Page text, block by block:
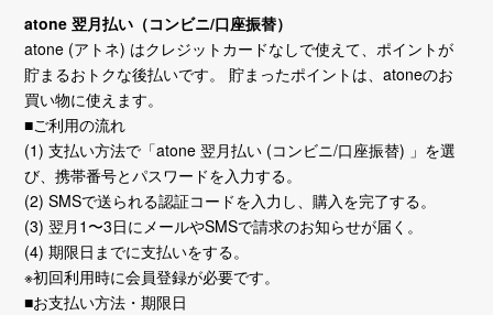
atone 翌月払い（コンビニ/口座振替）
atone (アトネ) はクレジットカードなしで使えて、ポイントが
貯まるおトクな後払いです。 貯まったポイントは、atoneのお
買い物に使えます。
■ご利用の流れ
(1) 支払い方法で「atone 翌月払い (コンビニ/口座振替) 」を選
び、携帯番号とパスワードを入力する。
(2) SMSで送られる認証コードを入力し、購入を完了する。
(3) 翌月1〜3日にメールやSMSで請求のお知らせが届く。
(4) 期限日までに支払いをする。
※初回利用時に会員登録が必要です。
■お支払い方法・期限日